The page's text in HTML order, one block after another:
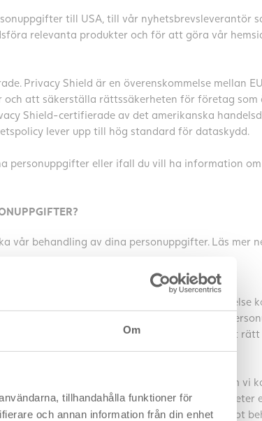
Om
tillhandahålla funktioner för
och annan information från din enhet
till USA, till vår nyhetsbrevsleverantör
relevanta produkter och för att göra vår
Privacy Shield är en överenskommelse mellan
att säkerställa rättssäkerheten för företag som
Shield-certifierade av det amerikanska
lever upp till hög standard för dataskydd.
personuppgifter eller ifall du vill ha information
behandling av dina personuppgifter. Läs mer
av dina personuppgifter. Din återkallelse
rätt att invända mot behandlingen av dina
till exempel nyhetsbrev. Du har generellt sett
vad det betyder nedan.
vi måste spara dina personuppgifter). Om vi
än dina intressen och grundläggande rättigheter
har du aldrig rätt att göra invändningar mot